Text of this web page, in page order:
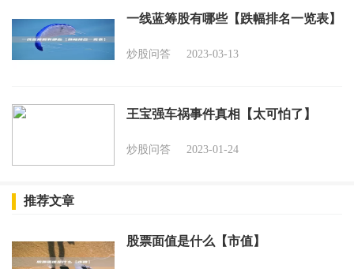
一线蓝筹股有哪些【跌幅排名一览表】
炒股问答 2023-03-13
王宝强车祸事件真相【太可怕了】
炒股问答 2023-01-24
推荐文章
股票面值是什么【市值】